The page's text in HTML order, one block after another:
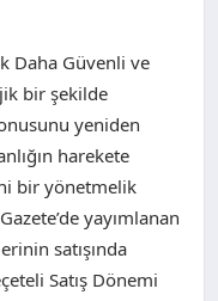
Daha Güvenli ve
bir şekilde
yeniden
harekete
bir yönetmelik
yayımlanan
satışında
Satış Dönemi